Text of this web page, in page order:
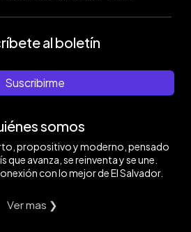
al boletín
Suscribirme
somos
propositivo y moderno, pensado
que avanza, se reinventa y se une.
con lo mejor de El Salvador.
Ver mas ❯